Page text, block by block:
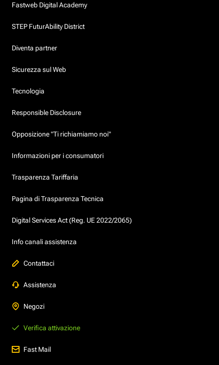
Fastweb Digital Academy
STEP FuturAbility District
Diventa partner
Sicurezza sul Web
Tecnologia
Responsible Disclosure
Opposizione "Ti richiamiamo noi"
Informazioni per i consumatori
Trasparenza Tariffaria
Pagina di Trasparenza Tecnica
Digital Services Act (Reg. UE 2022/2065)
Info canali assistenza
Contattaci
Assistenza
Negozi
Verifica attivazione
Fast Mail